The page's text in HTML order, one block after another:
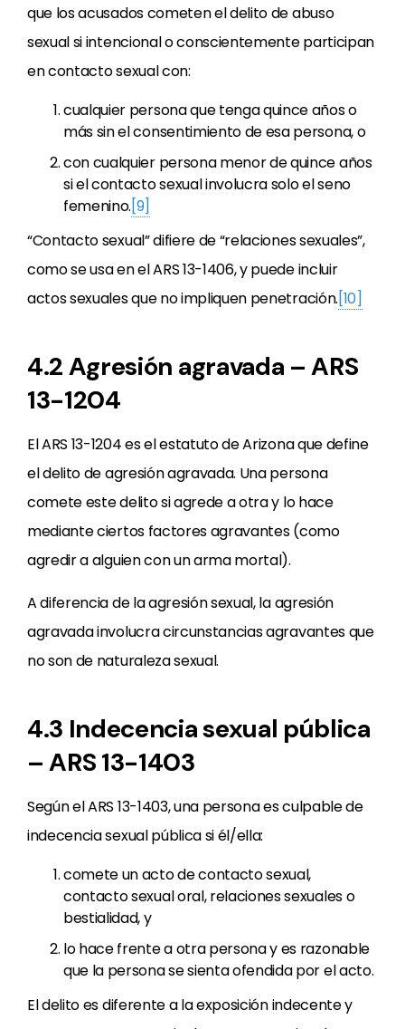
que los acusados cometen el delito de abuso
sexual si intencional o conscientemente participan
en contacto sexual con:
cualquier persona que tenga quince años o
más sin el consentimiento de esa persona, o
con cualquier persona menor de quince años
si el contacto sexual involucra solo el seno
femenino.[9]
“Contacto sexual” difiere de “relaciones sexuales”,
como se usa en el ARS 13-1406, y puede incluir
actos sexuales que no impliquen penetración.[10]
4.2 Agresión agravada – ARS
13-1204
El ARS 13-1204 es el estatuto de Arizona que define
el delito de agresión agravada. Una persona
comete este delito si agrede a otra y lo hace
mediante ciertos factores agravantes (como
agredir a alguien con un arma mortal).
A diferencia de la agresión sexual, la agresión
agravada involucra circunstancias agravantes que
no son de naturaleza sexual.
4.3 Indecencia sexual pública
– ARS 13-1403
Según el ARS 13-1403, una persona es culpable de
indecencia sexual pública si él/ella:
comete un acto de contacto sexual,
contacto sexual oral, relaciones sexuales o
bestialidad, y
lo hace frente a otra persona y es razonable
que la persona se sienta ofendida por el acto.
El delito es diferente a la exposición indecente y